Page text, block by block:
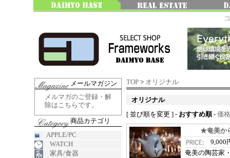
TOP > オリジナル
オリジナル
[ 並び順を変更 ] - おすすめ順- 価
★奄美か
9,000
奄美の陶芸家
メールマガジン
メルマガのご登録・解
除はこちらです。
商品カテゴリ
APPLE/PC
WATCH
家具/食器